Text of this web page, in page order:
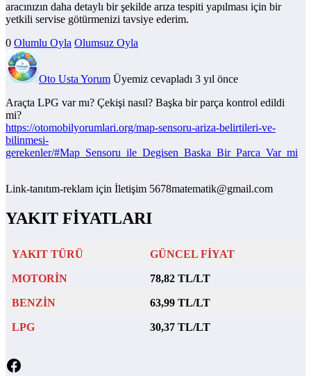
aracınızın daha detaylı bir şekilde arıza tespiti yapılması için bir
yetkili servise götürmenizi tavsiye ederim.
0 Olumlu Oyla Olumsuz Oyla
Oto Usta Yorum Üyemiz cevapladı 3 yıl önce
Araçta LPG var mı? Çekişi nasıl? Başka bir parça kontrol edildi
mi?
https://otomobilyorumlari.org/map-sensoru-ariza-belirtileri-ve-
bilinmesi-
gerekenler/#Map_Sensoru_ile_Degisen_Baska_Bir_Parca_Var_mi
Link-tanıtım-reklam için İletişim 5678matematik@gmail.com
YAKIT FİYATLARI
YAKIT TÜRÜ GÜNCEL FİYAT
MOTORİN 78,82 TL/LT
BENZİN 63,99 TL/LT
LPG 30,37 TL/LT
Facebook